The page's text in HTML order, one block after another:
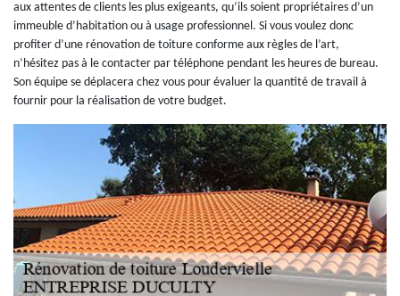
aux attentes de clients les plus exigeants, qu’ils soient propriétaires d’un
immeuble d’habitation ou à usage professionnel. Si vous voulez donc
profiter d’une rénovation de toiture conforme aux règles de l’art,
n’hésitez pas à le contacter par téléphone pendant les heures de bureau.
Son équipe se déplacera chez vous pour évaluer la quantité de travail à
fournir pour la réalisation de votre budget.